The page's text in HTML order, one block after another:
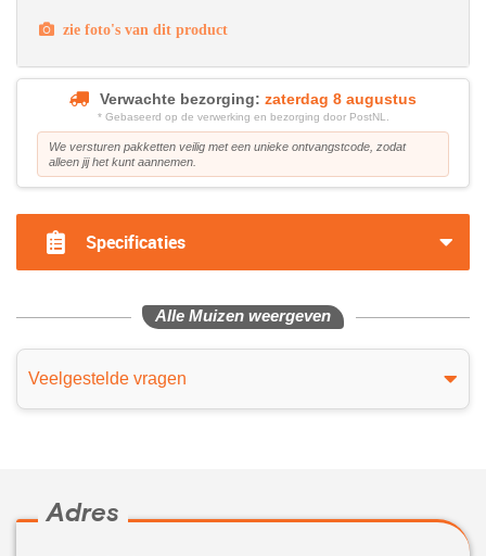
zie foto's van dit product
Verwachte bezorging: zaterdag 8 augustus
* Gebaseerd op de verwerking en bezorging door PostNL.
We versturen pakketten veilig met een unieke ontvangstcode, zodat
alleen jij het kunt aannemen.
Specificaties
Alle Muizen weergeven
Veelgestelde vragen
Adres